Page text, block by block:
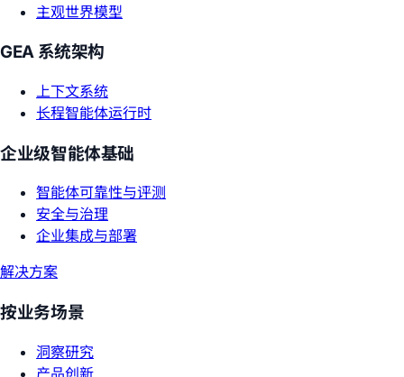
主观世界模型
GEA 系统架构
上下文系统
长程智能体运行时
企业级智能体基础
智能体可靠性与评测
安全与治理
企业集成与部署
解决方案
按业务场景
洞察研究
产品创新